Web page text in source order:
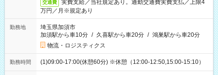
交通費
実費支給／当社規定あり。通勤交通費実費支払／上限4
万円／月※規定あり
勤務地
埼玉県加須市
加須駅から車10分 / 久喜駅から車20分 / 鴻巣駅から車20分
物流・ロジスティクス
勤務時間 (1)09:00-17:00(休憩60分) ※休憩（12:00-12:50,15:00-15:10）